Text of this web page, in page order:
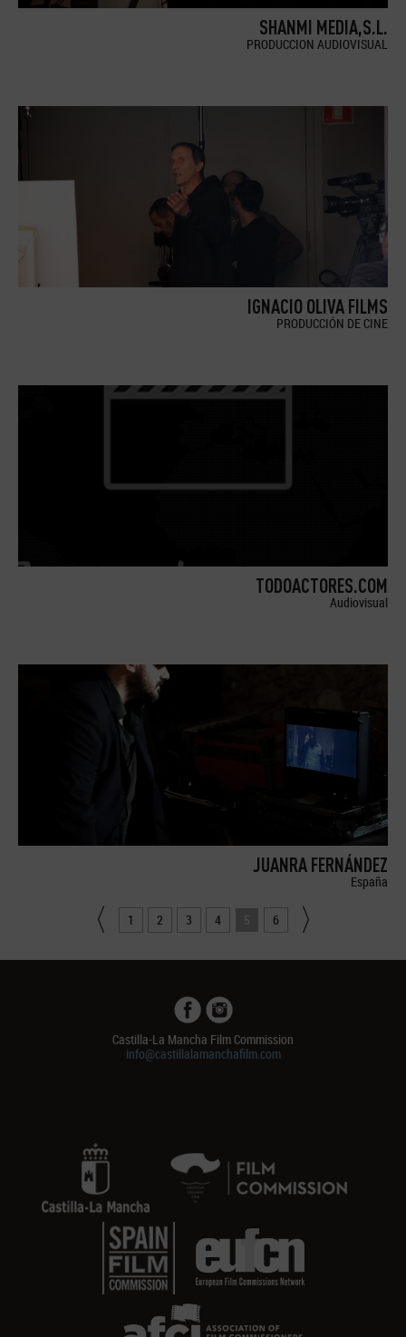
SHANMI MEDIA,S.L.
PRODUCCION AUDIOVISUAL
IGNACIO OLIVA FILMS
PRODUCCIÓN DE CINE
TODOACTORES.COM
Audiovisual
JUANRA FERNÁNDEZ
España
1 2 3 4 5 6
Castilla-La Mancha Film Commission
info@castillalamanchafilm.com